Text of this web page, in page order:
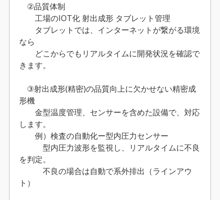
②品質体制
工場のIOT化 射出成形 タブレット管理
タブレットでは、インターネットが繋がる環境
なら
どこからでもリアルタイムに開発状況を確認で
きます。
③射出成形(精密)の品質向上に欠かせない精密成
形機
金型温度管理、センサーを含めた設備で、対応
します。
例）検査の自動化ー型内圧力センサー
型内圧力波形を監視し、リアルタイムに不良
を判定。
不良の場合は自動で系外排出（ラインアウ
ト）